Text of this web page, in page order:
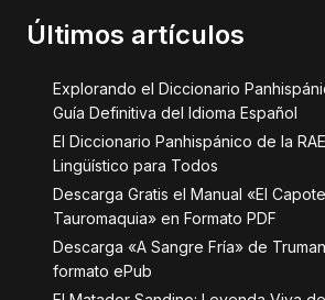
Últimos artículos
Explorando el Diccionario
Guía Definitiva del Idioma Español
El Diccionario Panhispánico de la
Lingüístico para Todos
Descarga Gratis el Manual «El
Tauromaquia» en Formato PDF
Descarga «A Sangre Fría» de
formato ePub